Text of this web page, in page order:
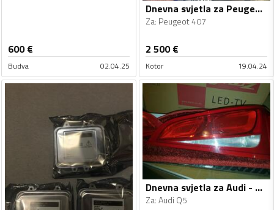
600€
Budva 02.04.25
Dnevna svjetla za Peugeot - 407 - 2006
Za: Peugeot 407
2 500€
Kotor 19.04.24
Dnevna svjetla za Audi - Q5 - 2008-2012
Za:Audi Q5